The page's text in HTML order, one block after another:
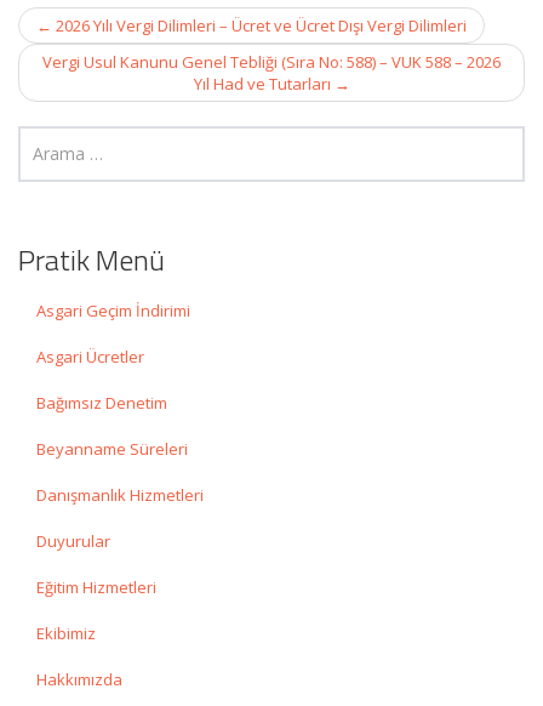
Post
navigation
← 2026 Yılı Vergi Dilimleri – Ücret ve Ücret Dışı Vergi Dilimleri
Vergi Usul Kanunu Genel Tebliği (Sıra No: 588) – VUK 588 – 2026
Yıl Had ve Tutarları →
Pratik Menü
Asgari Geçim İndirimi
Asgari Ücretler
Bağımsız Denetim
Beyanname Süreleri
Danışmanlık Hizmetleri
Duyurular
Eğitim Hizmetleri
Ekibimiz
Hakkımızda